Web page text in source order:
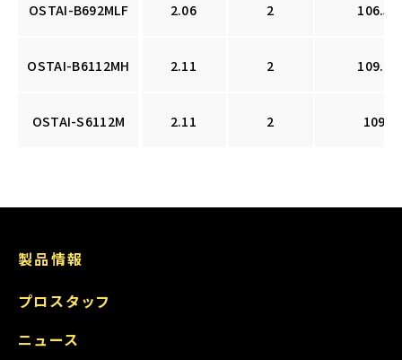
OSTAI-B692MLF 2.06 2 106.5
OSTAI-B6112MH 2.11 2 109.0
OSTAI-S6112M 2.11 2 109
製品情報
プロスタッフ
ニュース